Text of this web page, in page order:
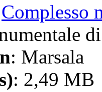
Complesso
: Marsala
: 2,49 MB